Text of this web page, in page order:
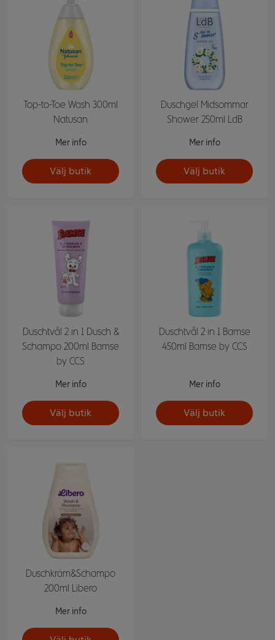
Top-to-Toe Wash 300ml
Natusan
Mer info
Välj butik
Duschgel Midsommar
Shower 250ml LdB
Mer info
Välj butik
Duschtvål 2 in 1 Dusch &
Schampo 200ml Bamse
by CCS
Mer info
Välj butik
Duschtvål 2 in 1 Bamse
450ml Bamse by CCS
Mer info
Välj butik
Duschkräm&Schampo
200ml Libero
Mer info